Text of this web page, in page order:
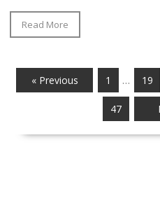
Read More
« Previous 1 … 19
47